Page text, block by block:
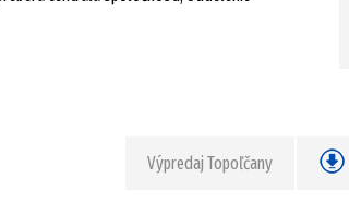
Výpredaj Topoľčany